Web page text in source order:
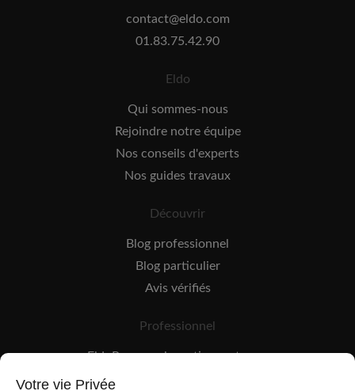
contact@eldo.com
01.83.75.42.90
Eldo
Qui sommes-nous
Rejoindre notre équipe
Nos conseils d'experts
Nos guides travaux
Découvrir
Blog professionnel
Blog particulier
Avis vérifiés
Professionnel
EldoPro pour les artisans et pros
EldoNetwork pour les réseaux, marques et industriels
Votre vie Privée